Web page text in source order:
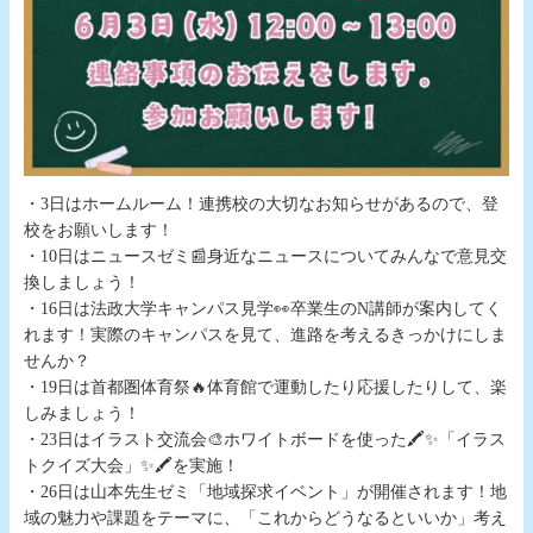
・3日はホームルーム！連携校の大切なお知らせがあるので、登
校をお願いします！
・10日はニュースゼミ📰身近なニュースについてみんなで意見交
換しましょう！
・16日は法政大学キャンパス見学👀卒業生のN講師が案内してく
れます！実際のキャンパスを見て、進路を考えるきっかけにしま
せんか？
・19日は首都圏体育祭🔥体育館で運動したり応援したりして、楽
しみましょう！
・23日はイラスト交流会🎨ホワイトボードを使った🖍️✨「イラス
トクイズ大会」✨🖍️を実施！
・26日は山本先生ゼミ「地域探求イベント」が開催されます！地
域の魅力や課題をテーマに、「これからどうなるといいか」考え